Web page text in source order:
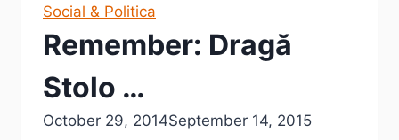
Social & Politica
Remember: Dragă
Stolo …
October 29, 2014September 14, 2015